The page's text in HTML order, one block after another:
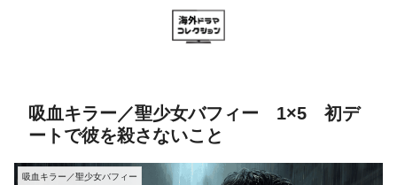
吸血キラー／聖少女バフィー 1×5 初デ
ートで彼を殺さないこと
吸血キラー／聖少女バフィー